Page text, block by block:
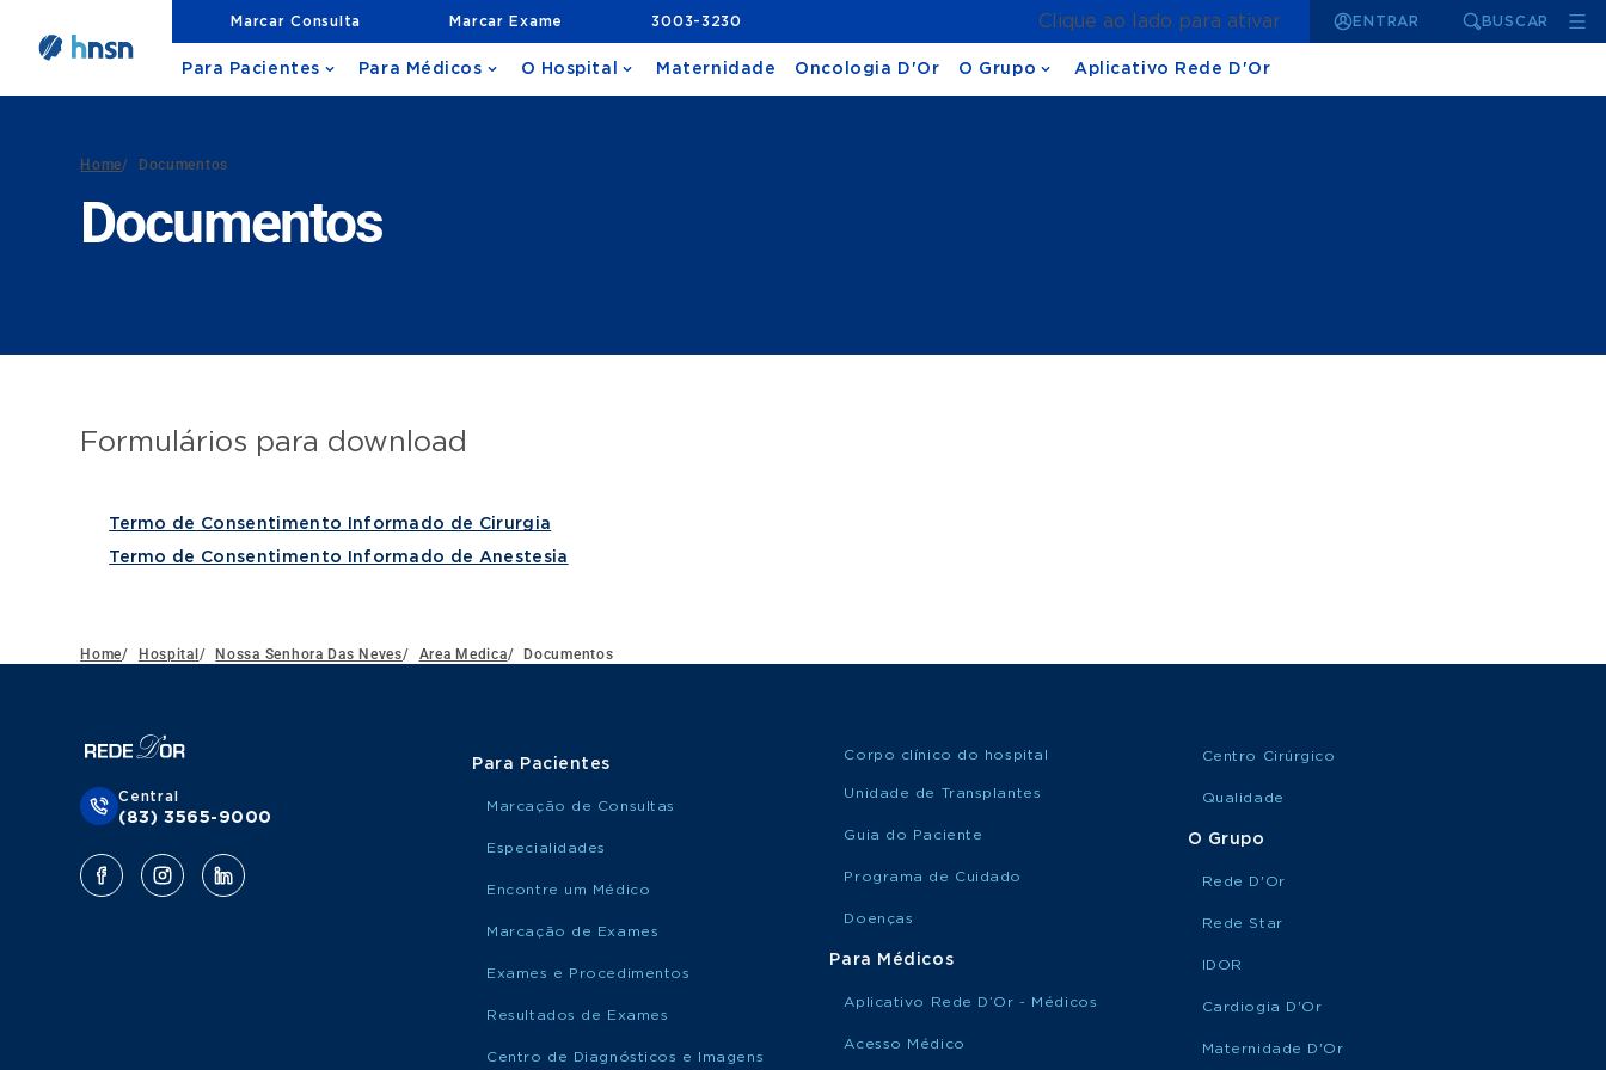
Marcar Consulta Marcar Exame 3003-3230 Clique ao lado para ativar ENTRAR BUSCAR
Para Pacientes Para Médicos O Hospital Maternidade Oncologia D'Or O Grupo Aplicativo Rede D'Or
Home/ Documentos
Documentos
Formulários para download
Termo de Consentimento Informado de Cirurgia
Termo de Consentimento Informado de Anestesia
Home/ Hospital / Nossa Senhora Das Neves/ Area Medica/ Documentos
Central
(83) 3565-9000
Para Pacientes
Marcação de Consultas
Especialidades
Encontre um Médico
Marcação de Exames
Exames e Procedimentos
Resultados de Exames
Centro de Diagnósticos e Imagens
Corpo clínico do hospital
Unidade de Transplantes
Guia do Paciente
Programa de Cuidado
Doenças
Para Médicos
Aplicativo Rede D’Or - Médicos
Acesso Médico
Centro Cirúrgico
Qualidade
O Grupo
Rede D'Or
Rede Star
IDOR
Cardiogia D'Or
Maternidade D'Or